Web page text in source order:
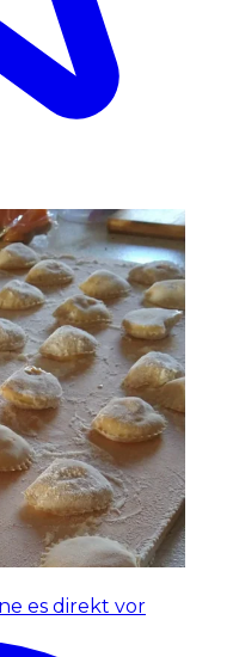
es direkt vor